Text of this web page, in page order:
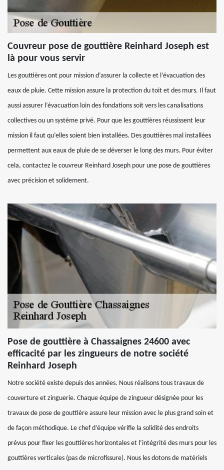
Couvreur pose de gouttière Reinhard Joseph est
là pour vous servir
Les gouttières ont pour mission d’assurer la collecte et l’évacuation des
eaux de pluie. Cette mission assure la protection du toit et des murs. Il faut
aussi assurer l’évacuation loin des fondations soit vers les canalisations
collectives ou un système privé. Pour que les gouttières réussissent leur
mission il faut qu’elles soient bien installées. Des gouttières mal installées
permettent aux eaux de pluie de se déverser le long des murs. Pour éviter
cela, contactez le couvreur Reinhard Joseph pour une pose de gouttières
avec précision et solidement.
Pose de gouttière à Chassaignes 24600 avec
efficacité par les zingueurs de notre société
Reinhard Joseph
Notre société existe depuis des années. Nous réalisons tous travaux de
couverture et zinguerie. Chaque équipe de zingueur désignée pour les
travaux de pose de gouttière assure leur mission avec le plus grand soin et
de façon méthodique. Le chef d’équipe vérifie la solidité des endroits
prévus pour fixer les gouttières horizontales et l’intégrité des murs pour les
gouttières verticales (pas de microfissure). Nous les dotons de matériels